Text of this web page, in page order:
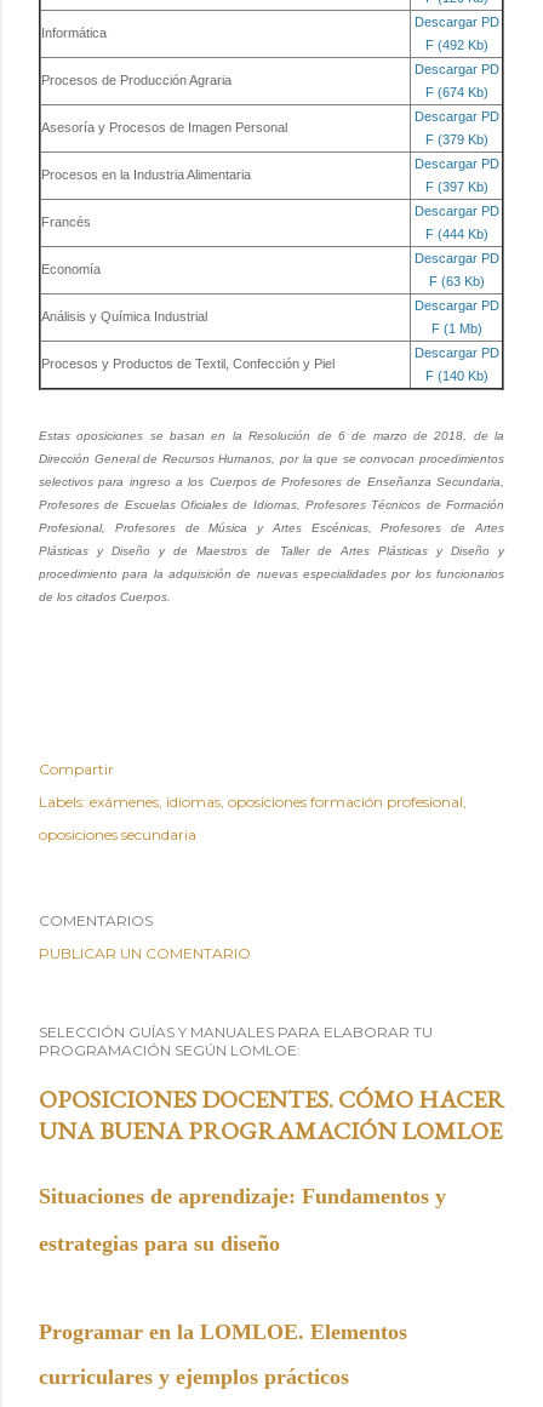
Informática
Descargar PD
F (492 Kb)
Procesos de Producción Agraria
Descargar PD
F (674 Kb)
Asesoría y Procesos de Imagen Personal
Descargar PD
F (379 Kb)
Procesos en la Industria Alimentaria
Descargar PD
F (397 Kb)
Francés
Descargar PD
F (444 Kb)
Economía
Descargar PD
F (63 Kb)
Análisis y Química Industrial
Descargar PD
F (1 Mb)
Procesos y Productos de Textil, Confección y Piel
Descargar PD
F (140 Kb)
Estas oposiciones se basan en la Resolución de 6 de marzo de 2018, de la
Dirección General de Recursos Humanos, por la que se convocan procedimientos
selectivos para ingreso a los Cuerpos de Profesores de Enseñanza Secundaria,
Profesores de Escuelas Oficiales de Idiomas, Profesores Técnicos de Formación
Profesional, Profesores de Música y Artes Escénicas, Profesores de Artes
Plásticas y Diseño y de Maestros de Taller de Artes Plásticas y Diseño y
procedimiento para la adquisición de nuevas especialidades por los funcionarios
de los citados Cuerpos.
Compartir
Labels: exámenes idiomas oposiciones formación profesional
oposiciones secundaria
COMENTARIOS
PUBLICAR UN COMENTARIO
SELECCIÓN GUÍAS Y MANUALES PARA ELABORAR TU
PROGRAMACIÓN SEGÚN LOMLOE:
OPOSICIONES DOCENTES. CÓMO HACER
UNA BUENA PROGRAMACIÓN LOMLOE
Situaciones de aprendizaje: Fundamentos y
estrategias para su diseño
Programar en la LOMLOE. Elementos
curriculares y ejemplos prácticos